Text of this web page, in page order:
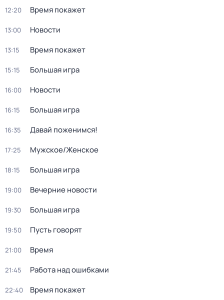
12:20 Время покажет
13:00 Новости
13:15 Время покажет
15:15 Большая игра
16:00 Новости
16:15 Большая игра
16:35 Давай поженимся!
17:25 Мужское/Женское
18:15 Большая игра
19:00 Вечерние новости
19:30 Большая игра
19:50 Пусть говорят
21:00 Время
21:45 Работа над ошибками
22:40 Время покажет